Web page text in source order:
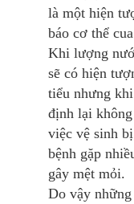
là một hiện
báo cơ thể
Khi lượng
sẽ có hiện
tiểu nhưng
định lại
việc vệ sinh
bệnh gặp
gây mệt mỏi.
Do vậy